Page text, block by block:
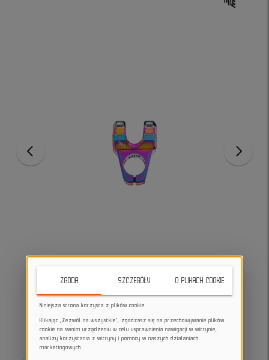
ZGODA SZCZEGÓŁY O PLIKACH COOKIE
Niniejsza strona korzysta z plików cookie
Klikając „Zezwól na wszystkie”, zgadzasz się na przechowywanie plików
cookie na swoim urządzeniu w celu usprawnienia nawigacji w witrynie,
analizy korzystania z witryny i pomocy w naszych działaniach
marketingowych.